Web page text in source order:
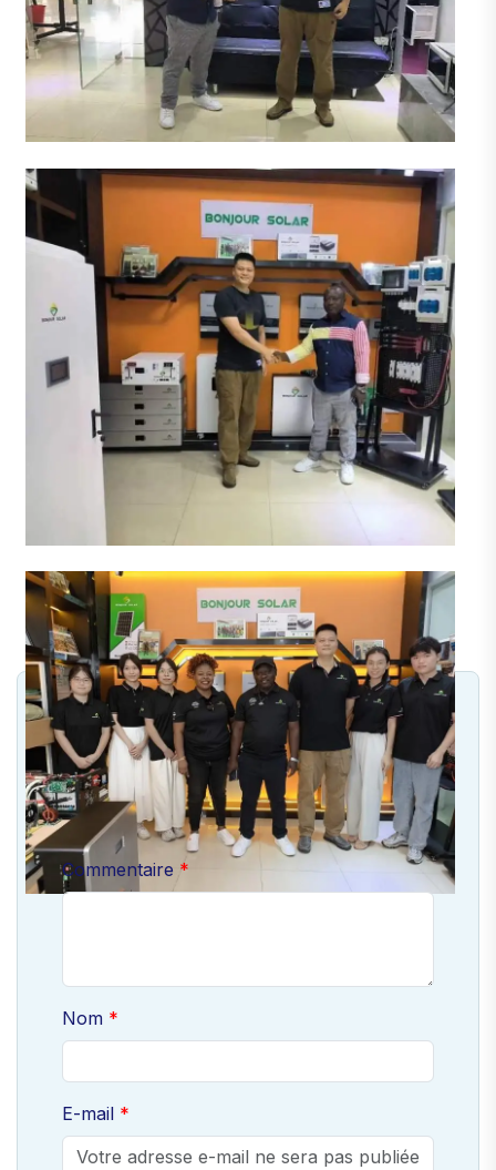
Laisser un commentaire
Votre adresse e-mail ne sera pas publiée. Les
champs obligatoires sont marqués *
Commentaire
Nom
E-mail